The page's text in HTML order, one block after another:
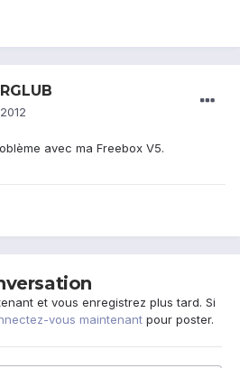
avec ma Freebox V5.
et vous enregistrez plus tard. Si
vous maintenant pour poster.